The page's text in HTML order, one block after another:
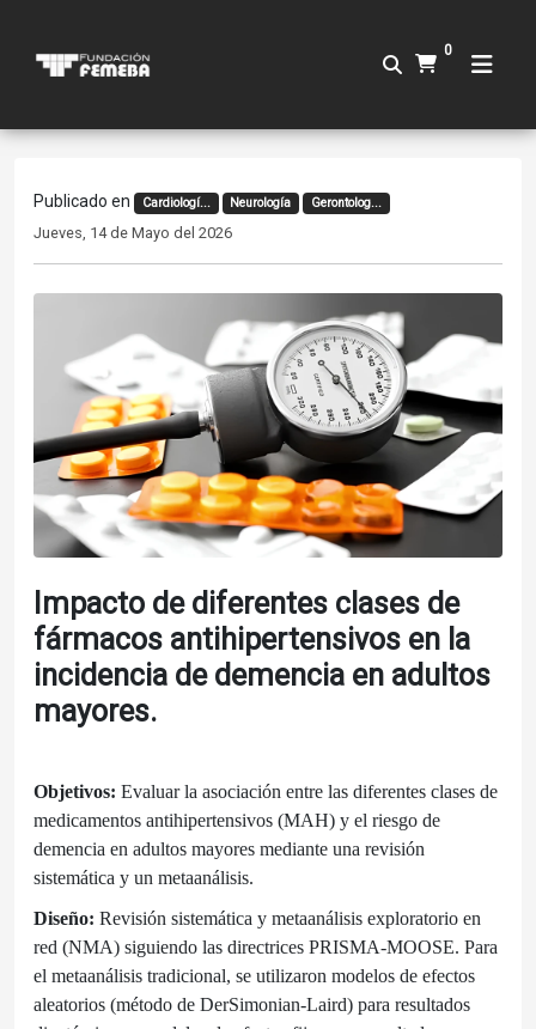
0
Publicado en Cardiologí... Neurología Gerontolog...
Jueves, 14 de Mayo del 2026
Impacto de diferentes clases de
fármacos antihipertensivos en la
incidencia de demencia en adultos
mayores.
Objetivos: Evaluar la asociación entre las diferentes clases de
medicamentos antihipertensivos (MAH) y el riesgo de
demencia en adultos mayores mediante una revisión
sistemática y un metaanálisis.
Diseño: Revisión sistemática y metaanálisis exploratorio en
red (NMA) siguiendo las directrices PRISMA-MOOSE. Para
el metaanálisis tradicional, se utilizaron modelos de efectos
aleatorios (método de DerSimonian-Laird) para resultados